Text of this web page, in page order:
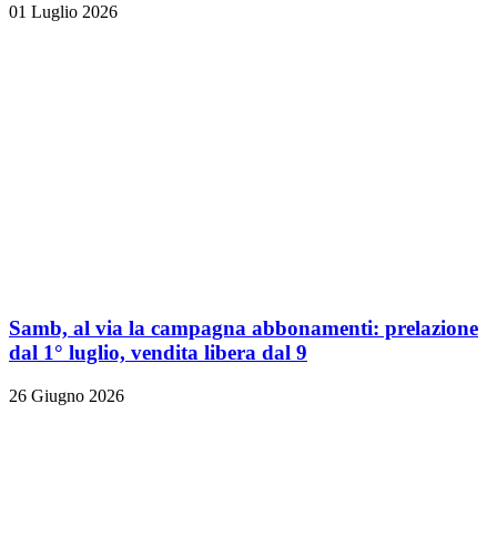
01 Luglio 2026
Samb, al via la campagna abbonamenti: prelazione
dal 1° luglio, vendita libera dal 9
26 Giugno 2026